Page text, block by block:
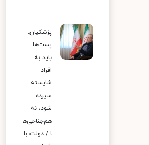
پزشکیان:
پست‌ها
باید به
افراد
شایسته
سپرده
شود، نه
هم‌جناحی‌ه
ا / دولت با